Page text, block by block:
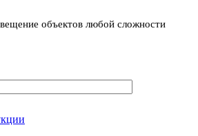
объектов любой сложности